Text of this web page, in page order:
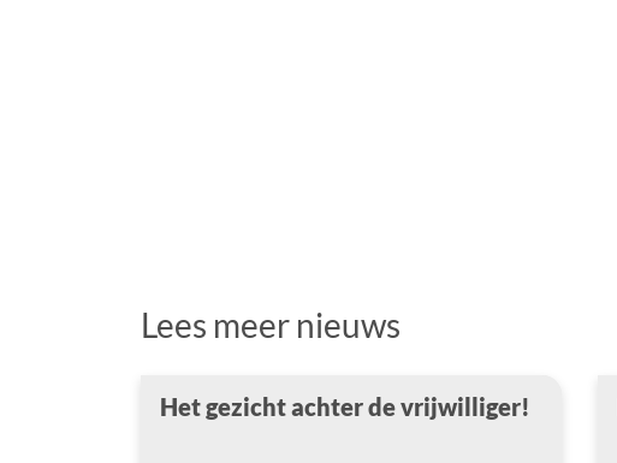
Lees meer nieuws
Het gezicht achter de vrijwilliger!